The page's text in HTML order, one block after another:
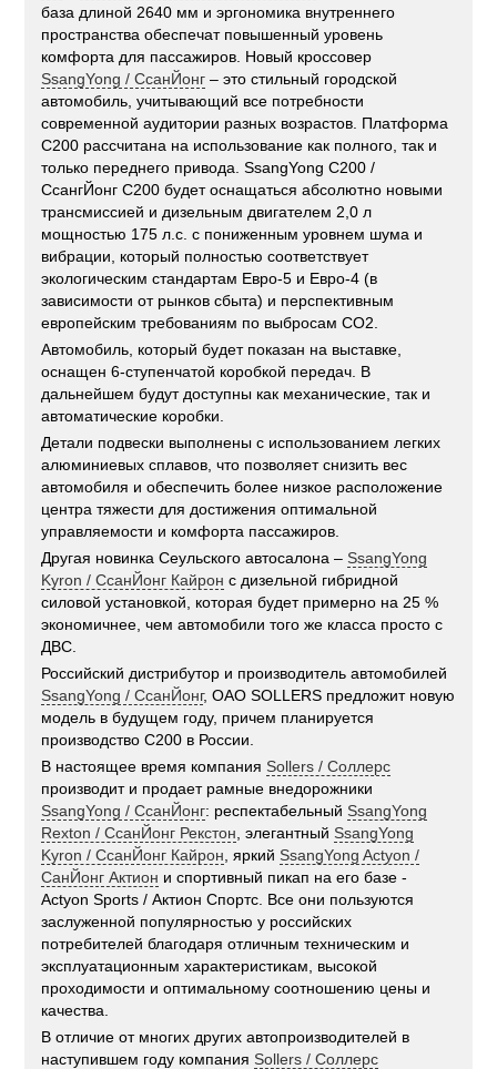
база длиной 2640 мм и эргономика внутреннего
пространства обеспечат повышенный уровень
комфорта для пассажиров. Новый кроссовер
SsangYong / СсанЙонг – это стильный городской
автомобиль, учитывающий все потребности
современной аудитории разных возрастов. Платформа
С200 рассчитана на использование как полного, так и
только переднего привода. SsangYong C200 /
СсангЙонг C200 будет оснащаться абсолютно новыми
трансмиссией и дизельным двигателем 2,0 л
мощностью 175 л.с. с пониженным уровнем шума и
вибрации, который полностью соответствует
экологическим стандартам Евро-5 и Евро-4 (в
зависимости от рынков сбыта) и перспективным
европейским требованиям по выбросам СО2.
Автомобиль, который будет показан на выставке,
оснащен 6-ступенчатой коробкой передач. В
дальнейшем будут доступны как механические, так и
автоматические коробки.
Детали подвески выполнены с использованием легких
алюминиевых сплавов, что позволяет снизить вес
автомобиля и обеспечить более низкое расположение
центра тяжести для достижения оптимальной
управляемости и комфорта пассажиров.
Другая новинка Сеульского автосалона – SsangYong
Kyron / СсанЙонг Кайрон с дизельной гибридной
силовой установкой, которая будет примерно на 25 %
экономичнее, чем автомобили того же класса просто с
ДВС.
Российский дистрибутор и производитель автомобилей
SsangYong / СсанЙонг, ОАО SOLLERS предложит новую
модель в будущем году, причем планируется
производство С200 в России.
В настоящее время компания Sollers / Соллерс
производит и продает рамные внедорожники
SsangYong / СсанЙонг: респектабельный SsangYong
Rexton / СсанЙонг Рекстон , элегантный SsangYong
Kyron / СсанЙонг Кайрон , яркий SsangYong Actyon /
СанЙонг Актион и спортивный пикап на его базе -
Actyon Sports / Актион Спортс. Все они пользуются
заслуженной популярностью у российских
потребителей благодаря отличным техническим и
эксплуатационным характеристикам, высокой
проходимости и оптимальному соотношению цены и
качества.
В отличие от многих других автопроизводителей в
наступившем году компания Sollers / Соллерс